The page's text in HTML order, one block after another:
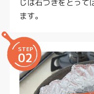
じは石づきをとって
ます。
STEP
02